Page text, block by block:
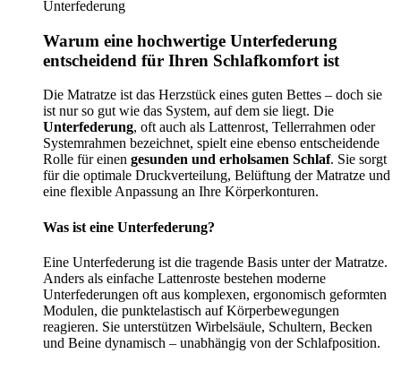
Unterfederung
Warum eine hochwertige Unterfederung
entscheidend für Ihren Schlafkomfort ist
Die Matratze ist das Herzstück eines guten Bettes – doch sie
ist nur so gut wie das System, auf dem sie liegt. Die
Unterfederung, oft auch als Lattenrost, Tellerrahmen oder
Systemrahmen bezeichnet, spielt eine ebenso entscheidende
Rolle für einen gesunden und erholsamen Schlaf. Sie sorgt
für die optimale Druckverteilung, Belüftung der Matratze und
eine flexible Anpassung an Ihre Körperkonturen.
Was ist eine Unterfederung?
Eine Unterfederung ist die tragende Basis unter der Matratze.
Anders als einfache Lattenroste bestehen moderne
Unterfederungen oft aus komplexen, ergonomisch geformten
Modulen, die punktelastisch auf Körperbewegungen
reagieren. Sie unterstützen Wirbelsäule, Schultern, Becken
und Beine dynamisch – unabhängig von der Schlafposition.